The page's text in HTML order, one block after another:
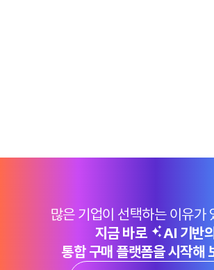
많은 기업이 선택하는 이유가
지금 바로
AI 기반
통합 구매 플랫폼을 시작해